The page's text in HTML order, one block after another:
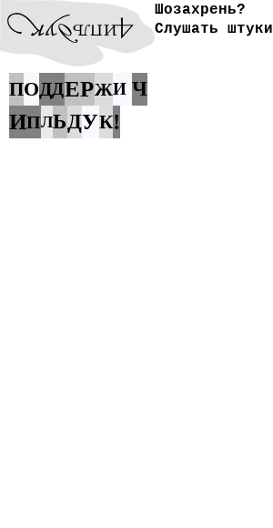
Шозахрень?
Слушать штуки
ПОДДЕРЖИ Ч
ИПЛЬДУК!